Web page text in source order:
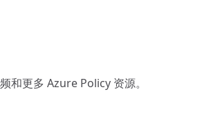
和更多 Azure Policy 资源。